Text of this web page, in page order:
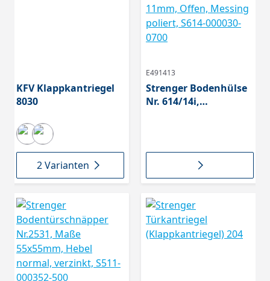
KFV Klappkantriegel
8030
2 Varianten
E491413
Strenger Bodenhülse
Nr. 614/14i,
0700